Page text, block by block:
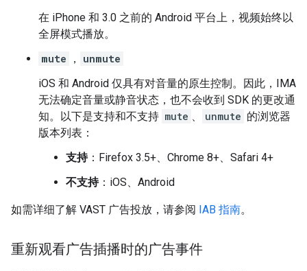
在 iPhone 和 3.0 之前的 Android 平台上，视频始终以
全屏模式播放。
mute
，
unmute
iOS 和 Android 仅具有对音量的原生控制。因此，IMA
无法确定音量或静音状态，也不会收到 SDK 的更改通
知。以下是支持和不支持 mute 、 unmute 的浏览器
版本列表：
支持：Firefox 3.5+、Chrome 8+、Safari 4+
不支持：iOS、Android
如需详细了解 VAST 广告投放，请参阅 IAB 指南。
重新观看广告插播时的广告事件